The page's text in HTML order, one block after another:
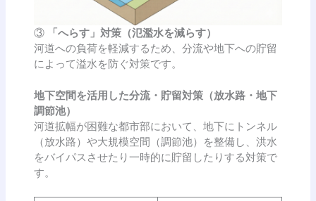
③
「へらす」対策（氾濫水を減らす）
河道への負荷を軽減するため、分流や地下への貯留
によって溢水を防ぐ対策です。
地下空間を活用した分流・貯留対策（放水路・地下
調節池）
河道拡幅が困難な都市部において、地下にトンネル
（放水路）や大規模空間（調節池）を整備し、洪水
をバイパスさせたり一時的に貯留したりする対策で
す。